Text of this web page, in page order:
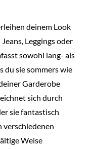
deinem Look
Leggings oder
sowohl lang- als
du sie sommers wie
Garderobe
sich durch
sie fantastisch
verschiedenen
Weise